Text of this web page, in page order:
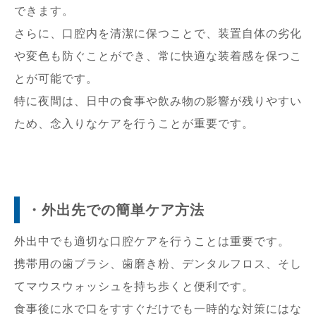
できます。
さらに、口腔内を清潔に保つことで、装置自体の劣化
や変色も防ぐことができ、常に快適な装着感を保つこ
とが可能です。
特に夜間は、日中の食事や飲み物の影響が残りやすい
ため、念入りなケアを行うことが重要です。
・外出先での簡単ケア方法
外出中でも適切な口腔ケアを行うことは重要です。
携帯用の歯ブラシ、歯磨き粉、デンタルフロス、そし
てマウスウォッシュを持ち歩くと便利です。
食事後に水で口をすすぐだけでも一時的な対策にはな